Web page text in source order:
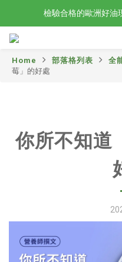
檢驗合格的歐洲好油
檢驗合格的歐洲好油
現在官網滿額贈日本
新會員限定📣現在加入
Home 部落格列表 全
莓」的好處
你所不知道